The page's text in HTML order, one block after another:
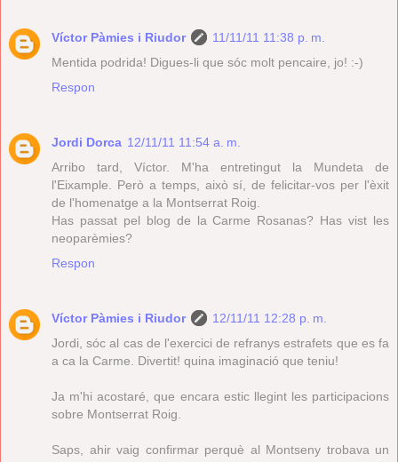
Víctor Pàmies i Riudor
11/11/11 11:38 p. m.
Mentida podrida! Digues-li que sóc molt pencaire, jo! :-)
Respon
Jordi Dorca 12/11/11 11:54 a. m.
Arribo tard, Víctor. M'ha entretingut la Mundeta de
l'Eixample. Però a temps, això sí, de felicitar-vos per l'èxit
de l'homenatge a la Montserrat Roig.
Has passat pel blog de la Carme Rosanas? Has vist les
neoparèmies?
Respon
Víctor Pàmies i Riudor
12/11/11 12:28 p. m.
Jordi, sóc al cas de l'exercici de refranys estrafets que es fa
a ca la Carme. Divertit! quina imaginació que teniu!
Ja m'hi acostaré, que encara estic llegint les participacions
sobre Montserrat Roig.
Saps, ahir vaig confirmar perquè al Montseny trobava un